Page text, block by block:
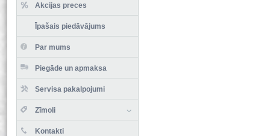
Akcijas preces
Īpašais piedāvājums
Par mums
Piegāde un apmaksa
Servisa pakalpojumi
Zīmoli
Kontakti